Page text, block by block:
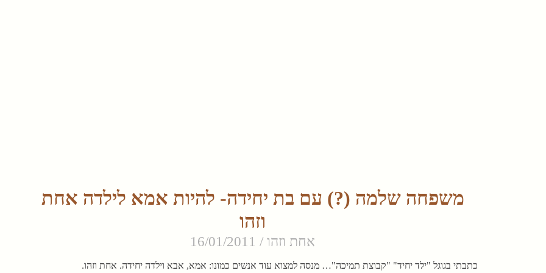
משפחה שלמה (?) עם בת יחידה- להיות אמא לילדה אחת
וזהו
אחת וזהו 16/01/2011
כתבתי בגוגל "ילד יחיד" "קבוצת תמיכה"… מנסה למצוא עוד אנשים כמונו: אמא, אבא וילדה יחידה. אחת וזהו.